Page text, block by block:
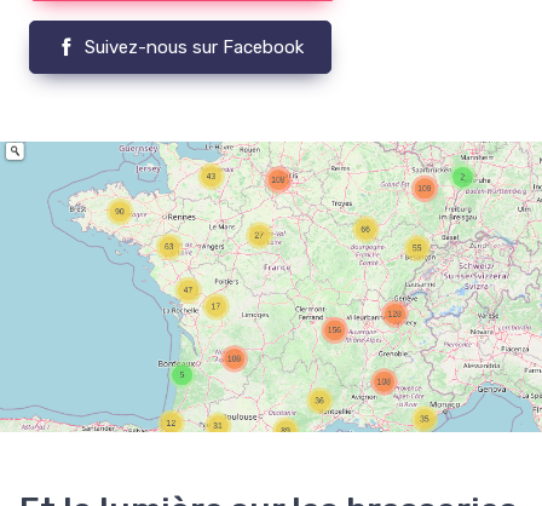
Suivez-nous sur Facebook